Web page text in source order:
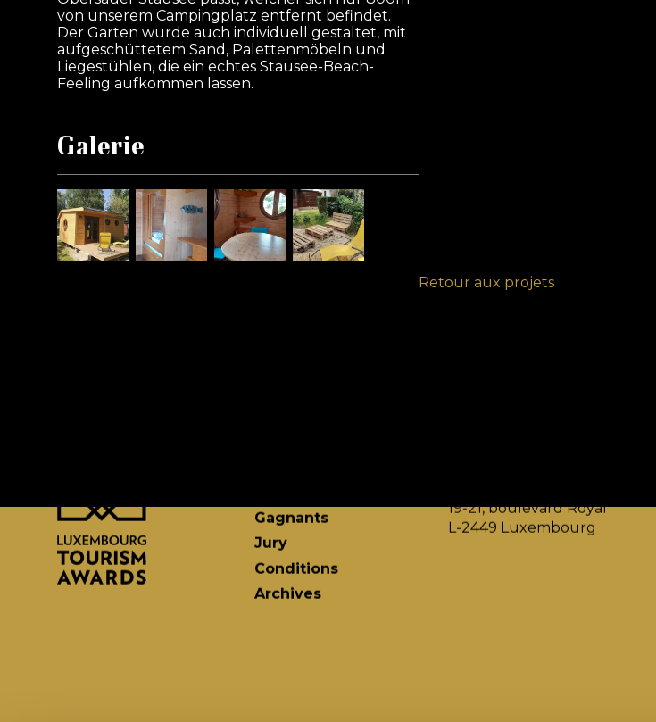
von unserem Campingplatz entfernt befindet.
Der Garten wurde auch individuell gestaltet, mit
aufgeschüttetem Sand, Palettenmöbeln und
Liegestühlen, die ein echtes Stausee-Beach-
Feeling aufkommen lassen.
Galerie
Retour aux projets
Gagnants
Jury
Conditions
Archives
19-21, boulevard Royal
L-2449 Luxembourg